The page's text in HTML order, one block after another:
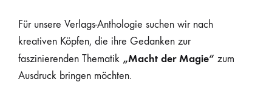
Für unsere Verlags-Anthologie suchen wir nach
kreativen Köpfen, die ihre Gedanken zur
faszinierenden Thematik „Macht der Magie“ zum
Ausdruck bringen möchten.